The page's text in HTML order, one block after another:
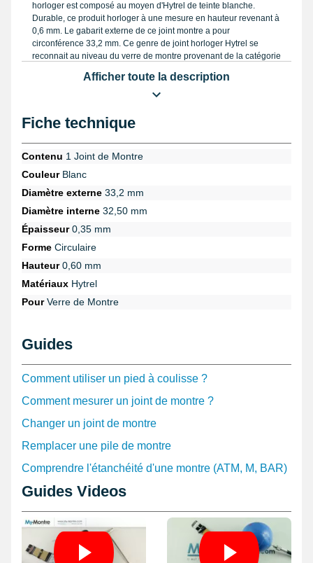
horloger est composé au moyen d'Hytrel de teinte blanche.
Durable, ce produit horloger à une mesure en hauteur revenant à
0,6 mm. Le gabarit externe de ce joint montre a pour
circonférence 33,2 mm. Ce genre de joint horloger Hytrel se
reconnait au niveau du verre de montre provenant de la catégorie
d'une hauteur de 0,8 mm.Afficher toute la description
Fiche technique
Contenu 1 Joint de Montre
CouleurBlanc
Diamètre externe 33,2 mm
Diamètre interne 32,50 mm
Épaisseur0,35 mm
Forme Circulaire
Hauteur0,60 mm
Matériaux Hytrel
PourVerre de Montre
Guides
Comment utiliser un pied à coulisse ?
Comment mesurer un joint de montre ?
Changer un joint de montre
Remplacer une pile de montre
Comprendre l'étanchéité d'une montre (ATM, M, BAR)
Guides Videos